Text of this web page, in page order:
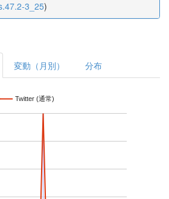
3_25)
変動（月別） 分布
Twitter (通常)